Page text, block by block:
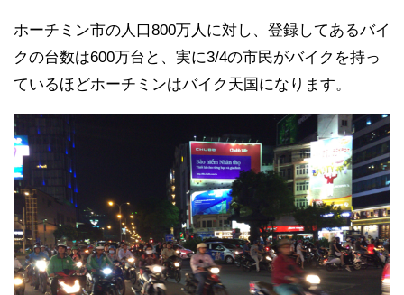
ホーチミン市の人口800万人に対し、登録してあるバイ
クの台数は600万台と、実に3/4の市民がバイクを持っ
ているほどホーチミンはバイク天国になります。